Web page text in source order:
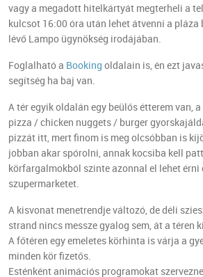
vagy a megadott hitelkártyát megterheli a
kulcsot 16:00 óra után lehet átvenni a
lévő Lampo ügynökség irodájában.
Foglalható a Booking oldalain is, én ezt
segítség ha baj van.
A tér egyik oldalán egy beülős étterem van,
pizza / chicken nuggets / burger
pizzát itt, mert finom is meg olcsóbban is
jobban akar spórolni, annak kocsiba kell
körfargalmokból szinte azonnal el lehet érni
szupermarketet.
A kisvonat menetrendje változó, de déli
strand nincs messze gyalog sem, át a téren
A főtéren egy emeletes körhinta is várja a
minden kör fizetős.
Esténként animációs programokat